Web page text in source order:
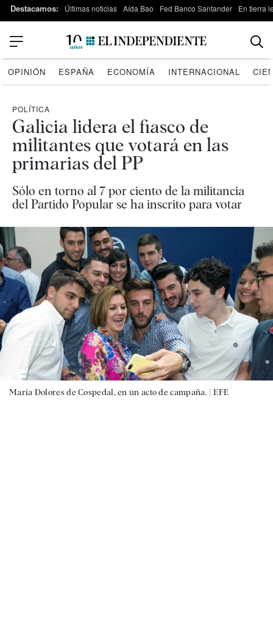
Destacamos: Últimas noticias Aída Bao Fed Banco Santander En tierra
OPINIÓN ESPAÑA ECONOMÍA INTERNACIONAL
POLÍTICA
Galicia lidera el fiasco de
militantes que votará en las
primarias del PP
Sólo en torno al 7 por ciento de la militancia
del Partido Popular se ha inscrito para votar
María Dolores de Cospedal, en un acto de campaña. | EFE